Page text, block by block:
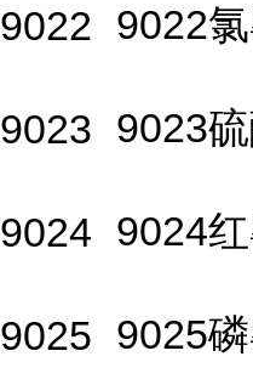
9022 9022
9023 9023
9024 9024
9025 9025